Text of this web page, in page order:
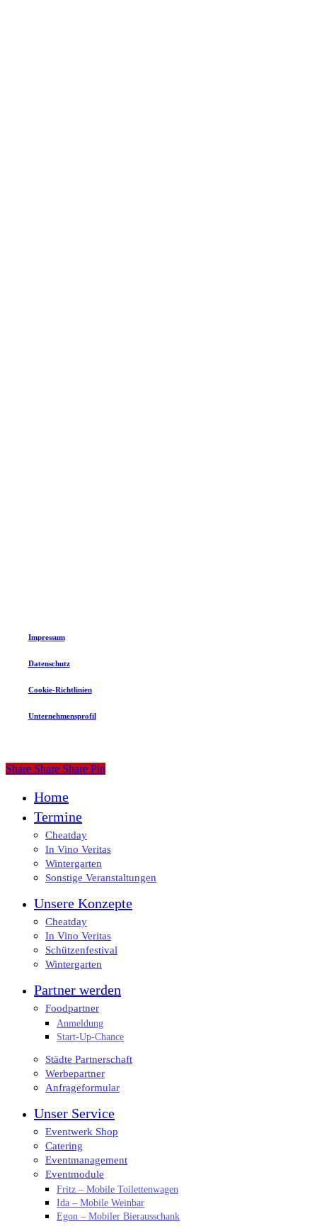
Impressum
Datenschutz
Cookie-Richtlinien
Unternehmensprofil
Share
Share Share Share Pin
Home
Termine
Cheatday
In Vino Veritas
Wintergarten
Sonstige Veranstaltungen
Unsere Konzepte
Cheatday
In Vino Veritas
Schützenfestival
Wintergarten
Partner werden
Foodpartner
Anmeldung
Start-Up-Chance
Städte Partnerschaft
Werbepartner
Anfrageformular
Unser Service
Eventwerk Shop
Catering
Eventmanagement
Eventmodule
Fritz – Mobile Toilettenwagen
Ida – Mobile Weinbar
Egon – Mobiler Bierausschank